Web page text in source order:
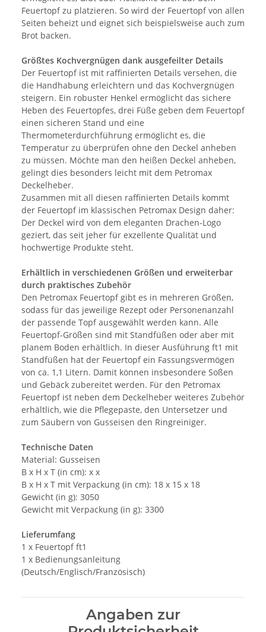
Feuertopf zu platzieren. So wird der Feuertopf von allen
Seiten beheizt und eignet sich beispielsweise auch zum
Brot backen.
Größtes Kochvergnügen dank ausgefeilter Details
Der Feuertopf ist mit raffinierten Details versehen, die
die Handhabung erleichtern und das Kochvergnügen
steigern. Ein robuster Henkel ermöglicht das sichere
Heben des Feuertopfes, drei Füße geben dem Feuertopf
einen sicheren Stand und eine
Thermometerdurchführung ermöglicht es, die
Temperatur zu überprüfen ohne den Deckel anheben
zu müssen. Möchte man den heißen Deckel anheben,
gelingt dies besonders leicht mit dem Petromax
Deckelheber.
Zusammen mit all diesen raffinierten Details kommt
der Feuertopf im klassischen Petromax Design daher:
Der Deckel wird von dem eleganten Drachen-Logo
geziert, das seit jeher für exzellente Qualität und
hochwertige Produkte steht.
Erhältlich in verschiedenen Größen und erweiterbar
durch praktisches Zubehör
Den Petromax Feuertopf gibt es in mehreren Größen,
sodass für das jeweilige Rezept oder Personenanzahl
der passende Topf ausgewählt werden kann. Alle
Feuertopf-Größen sind mit Standfüßen oder aber mit
planem Boden erhältlich. In dieser Ausführung ft1 mit
Standfüßen hat der Feuertopf ein Fassungsvermögen
von ca. 1,1 Litern. Damit können insbesondere Soßen
und Gebäck zubereitet werden. Für den Petromax
Feuertopf ist neben dem Deckelheber weiteres Zubehör
erhältlich, wie die Pflegepaste, den Untersetzer und
zum Säubern von Gusseisen den Ringreiniger.
Technische Daten
Material: Gusseisen
B x H x T (in cm): x x
B x H x T mit Verpackung (in cm): 18 x 15 x 18
Gewicht (in g): 3050
Gewicht mit Verpackung (in g): 3300
Lieferumfang
1 x Feuertopf ft1
1 x Bedienungsanleitung
(Deutsch/Englisch/Französisch)
Angaben zur